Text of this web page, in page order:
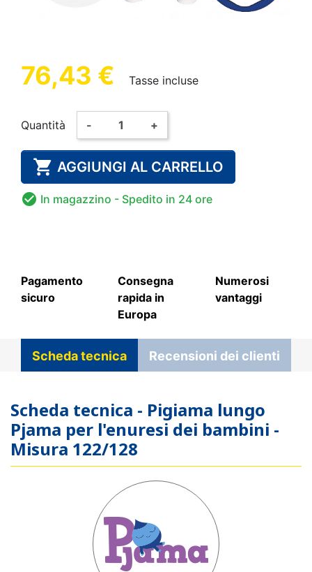
76,43 € Tasse incluse
Quantità - +
 AGGIUNGI AL CARRELLO
 In magazzino - Spedito in 24 ore
Pagamento
sicuro
Consegna
rapida in
Europa
Numerosi
vantaggi
Scheda tecnica Recensioni dei clienti
Scheda tecnica - Pigiama lungo
Pjama per l'enuresi dei bambini -
Misura 122/128